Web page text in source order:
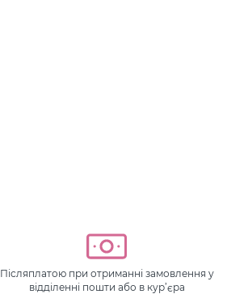
Післяплатою при отриманні замовлення у
відділенні пошти або в кур’єра